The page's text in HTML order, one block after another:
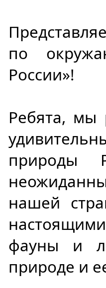
по
России»!
Ребята, мы
природы
нашей
фауны и
природе и